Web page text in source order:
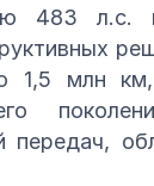
483 л.с.
1,5 млн
передач,